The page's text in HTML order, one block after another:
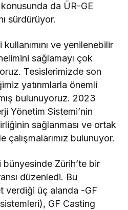
da ÜR-GE
sürdürüyor.
kullanımını ve yenilenebilir
sağlamayı çok
Tesislerimizde son
yatırımlarla önemli
bulunuyoruz. 2023
Yönetim Sistemi’nin
sağlanması ve ortak
çalışmalarımız bulunuyor.
bünyesinde Zürih’te bir
düzenledi. Bu
verdiği üç alanda -GF
GF Casting